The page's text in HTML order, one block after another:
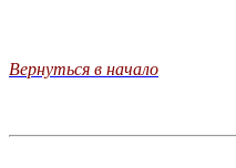
Вернуться в начало